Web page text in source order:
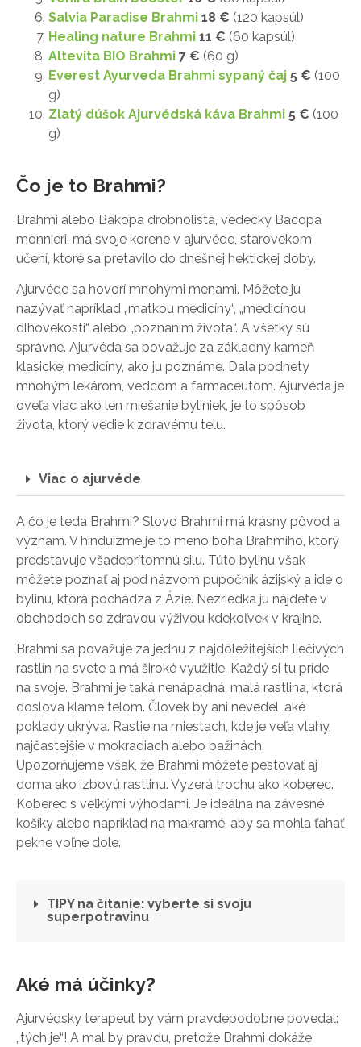
Salvia Paradise Brahmi 18 € (120 kapsúl)
Healing nature Brahmi 11 € (60 kapsúl)
Altevita BIO Brahmi 7 € (60 g)
Everest Ayurveda Brahmi sypaný čaj 5 € (100
g)
Zlatý dúšok Ajurvédská káva Brahmi 5 € (100
g)
Čo je to Brahmi?
Brahmi alebo Bakopa drobnolistá, vedecky Bacopa
monnieri, má svoje korene v ajurvéde, starovekom
učení, ktoré sa pretavilo do dnešnej hektickej doby.
Ajurvéde sa hovorí mnohými menami. Môžete ju
nazývať napríklad „matkou medicíny“, „medicínou
dlhovekosti“ alebo „poznaním života“. A všetky sú
správne. Ajurvéda sa považuje za základný kameň
klasickej medicíny, ako ju poznáme. Dala podnety
mnohým lekárom, vedcom a farmaceutom. Ajurvéda je
oveľa viac ako len miešanie byliniek, je to spôsob
života, ktorý vedie k zdravému telu.
Viac o ajurvéde
A čo je teda Brahmi? Slovo Brahmi má krásny pôvod a
význam. V hinduizme je to meno boha Brahmiho, ktorý
predstavuje všadeprítomnú silu. Túto bylinu však
môžete poznať aj pod názvom pupočník ázijský a ide o
bylinu, ktorá pochádza z Ázie. Nezriedka ju nájdete v
obchodoch so zdravou výživou kdekoľvek v krajine.
Brahmi sa považuje za jednu z najdôležitejších liečivých
rastlín na svete a má široké využitie. Každý si tu príde
na svoje. Brahmi je taká nenápadná, malá rastlina, ktorá
doslova klame telom. Človek by ani nevedel, aké
poklady ukrýva. Rastie na miestach, kde je veľa vlahy,
najčastejšie v mokradiach alebo bažinách.
Upozorňujeme však, že Brahmi môžete pestovať aj
doma ako izbovú rastlinu. Vyzerá trochu ako koberec.
Koberec s veľkými výhodami. Je ideálna na závesné
košíky alebo napríklad na makramé, aby sa mohla ťahať
pekne voľne dole.
TIPY na čítanie: vyberte si svoju
superpotravinu
Aké má účinky?
Ajurvédsky terapeut by vám pravdepodobne povedal:
„tých je“! A mal by pravdu, pretože Brahmi dokáže